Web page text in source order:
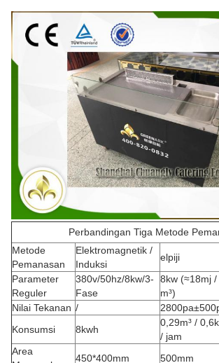
Perbandingan Tiga Metode
Metode
Pemanasan
Elektromagnetik /
Induksi
elpiji
Parameter
Reguler
380v/50hz/8kw/3-
Fase
8kw (≈18mj /
m³)
Nilai Tekanan /
Konsumsi
8kwh
0,29m³ /
/ jam
Area
450*400mm 500mm